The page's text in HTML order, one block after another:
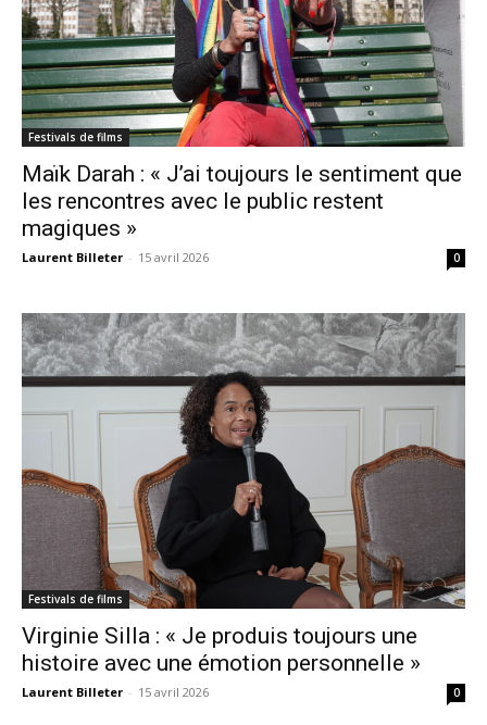
Festivals de films
Maïk Darah : « J’ai toujours le sentiment que
les rencontres avec le public restent
magiques »
Laurent Billeter - 15 avril 2026 0
Festivals de films
Virginie Silla : « Je produis toujours une
histoire avec une émotion personnelle »
Laurent Billeter - 15 avril 2026 0